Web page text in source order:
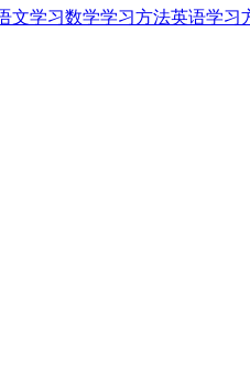
文学习数学学习方法英语学习